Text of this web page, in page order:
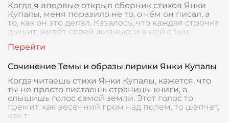
Когда я впервые открыл сборник стихов Янки
Купалы, меня поразило не то, о чём он писал, а
то, как он это делал. Казалось, что каждая строчка
дышит, живёт своей жизнью, и в ней слыш
Сочинение Темы и образы лирики Янки Купалы
Когда читаешь стихи Янки Купалы, кажется, что
ты не просто листаешь страницы книги, а
слышишь голос самой земли. Этот голос то
гремит, как весенний гром над полем, то шепчет,
как т